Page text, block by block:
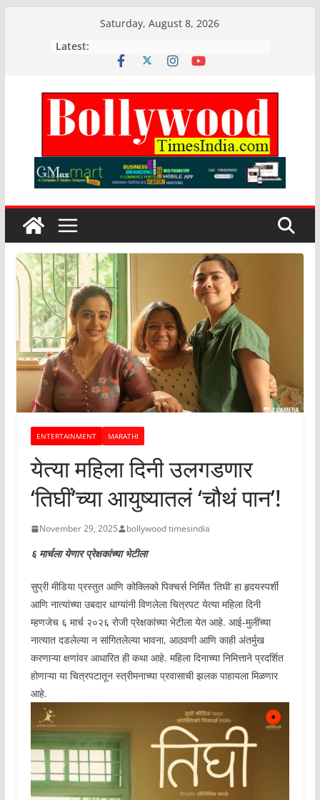
Saturday, August 8, 2026
Latest:
ENTERTAINMENT MARATHI
येत्या महिला दिनी उलगडणार
‘तिघीं’च्या आयुष्यातलं ‘चौथं पान’!
November 29, 2025 bollywood timesindia
६ मार्चला येणार प्रेक्षकांच्या भेटीला
सुप्री मीडिया प्रस्तुत आणि कोक्लिको पिक्चर्स निर्मित ‘तिघी’ हा हृदयस्पर्शी
आणि नात्यांच्या उबदार धाग्यांनी विणलेला चित्रपट येत्या महिला दिनी
म्हणजेच ६ मार्च २०२६ रोजी प्रेक्षकांच्या भेटीला येत आहे. आई-मुलींच्या
नात्यात दडलेल्या न सांगितलेल्या भावना, आठवणी आणि काही अंतर्मुख
करणाऱ्या क्षणांवर आधारित ही कथा आहे. महिला दिनाच्या निमित्ताने प्रदर्शित
होणाऱ्या या चित्रपटातून स्त्रीमनाच्या प्रवासाची झलक पाहायला मिळणार
आहे.